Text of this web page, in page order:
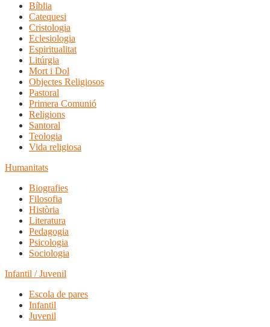
Bíblia
Catequesi
Cristologia
Eclesiologia
Espiritualitat
Litúrgia
Mort i Dol
Objectes Religiosos
Pastoral
Primera Comunió
Religions
Santoral
Teologia
Vida religiosa
Humanitats
Biografies
Filosofia
Història
Literatura
Pedagogia
Psicologia
Sociologia
Infantil / Juvenil
Escola de pares
Infantil
Juvenil